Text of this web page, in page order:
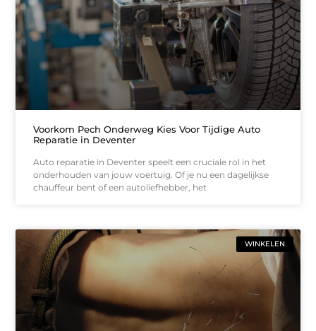
Voorkom Pech Onderweg Kies Voor Tijdige Auto
Reparatie in Deventer
Auto reparatie in Deventer speelt een cruciale rol in het
onderhouden van jouw voertuig. Of je nu een dagelijkse
chauffeur bent of een autoliefhebber, het
WINKELEN